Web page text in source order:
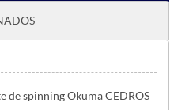
de spinning Okuma CEDROS